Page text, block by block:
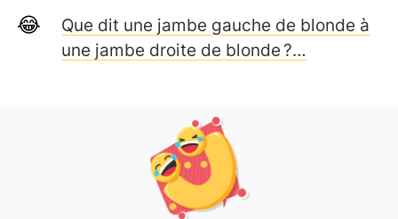
Que dit une jambe gauche de blonde à
une jambe droite de blonde ?…